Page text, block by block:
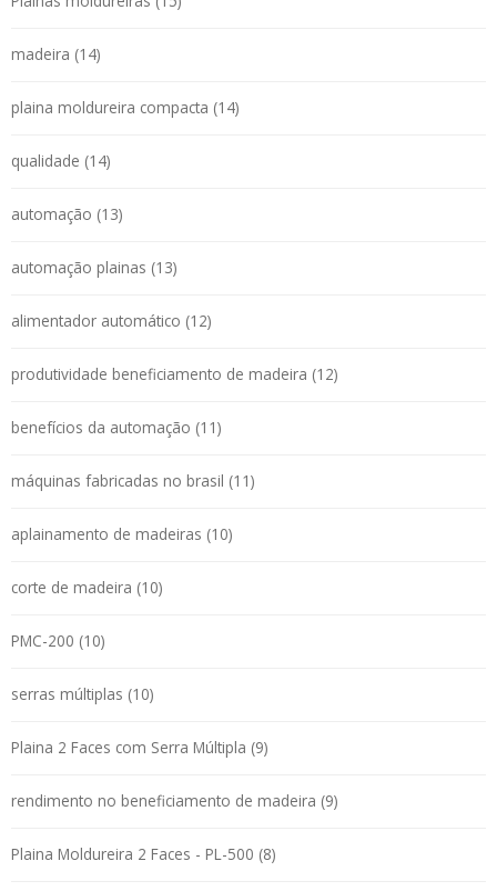
madeira (14)
plaina moldureira compacta (14)
qualidade (14)
automação (13)
automação plainas (13)
alimentador automático (12)
produtividade beneficiamento de madeira (12)
benefícios da automação (11)
máquinas fabricadas no brasil (11)
aplainamento de madeiras (10)
corte de madeira (10)
PMC-200 (10)
serras múltiplas (10)
Plaina 2 Faces com Serra Múltipla (9)
rendimento no beneficiamento de madeira (9)
Plaina Moldureira 2 Faces - PL-500 (8)